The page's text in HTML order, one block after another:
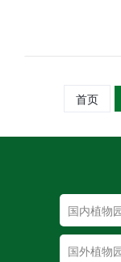
首页